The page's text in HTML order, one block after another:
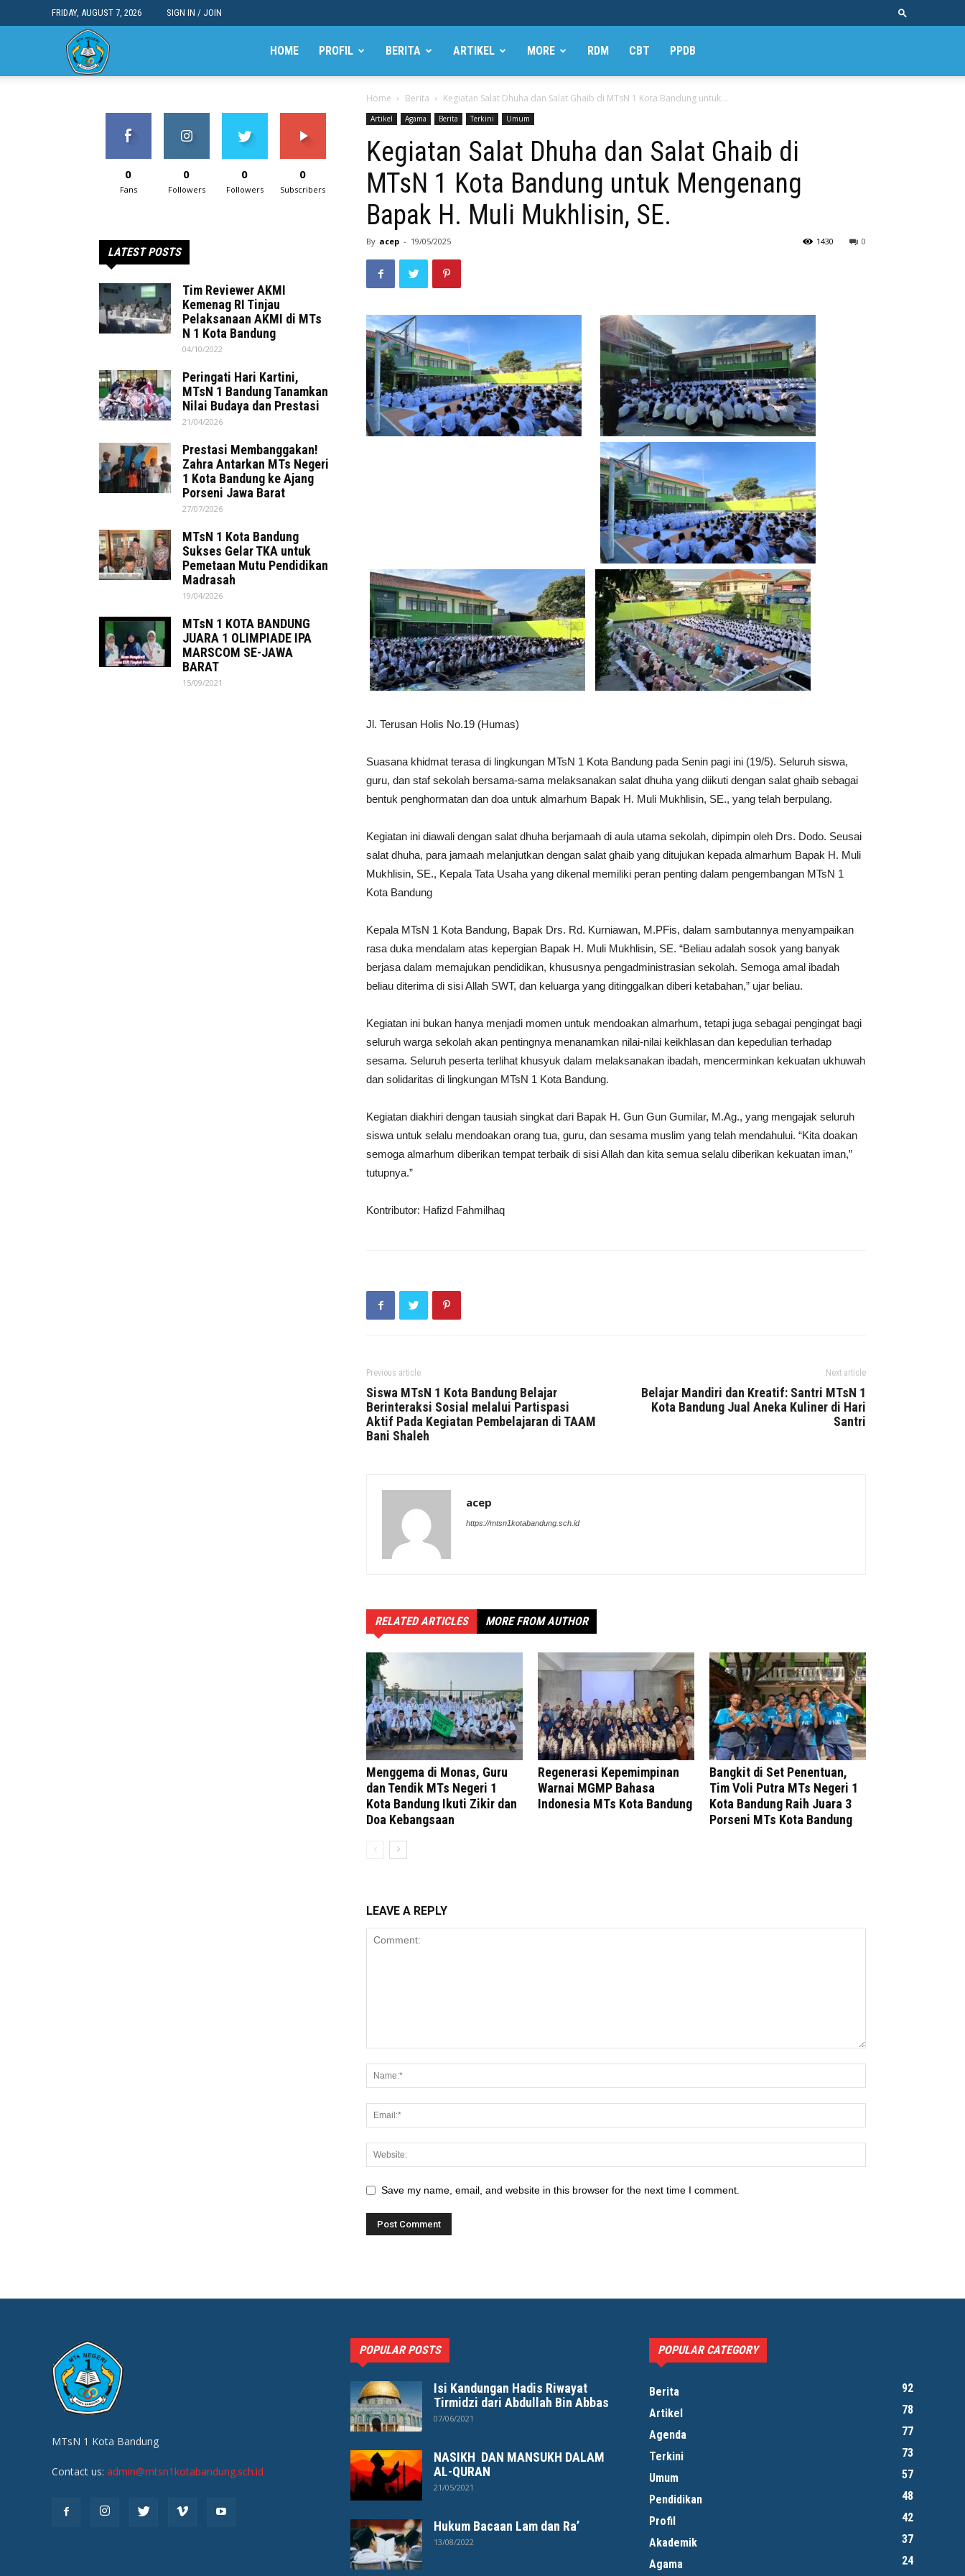
FRIDAY, AUGUST 7, 2026 SIGN IN / JOIN
MTsN HOME PROFIL BERITA ARTIKEL MORE RDM CBT PPDB
Home Berita Kegiatan Salat Dhuha dan Salat Ghaib di MTsN 1 Kota Bandung untuk...
Artikel Agama Berita Terkini Umum
Kegiatan Salat Dhuha dan Salat Ghaib di
MTsN 1 Kota Bandung untuk Mengenang
Bapak H. Muli Mukhlisin, SE.
By acep - 19/05/2025 0
1430
Jl. Terusan Holis No.19 (Humas)
Suasana khidmat terasa di lingkungan MTsN 1 Kota Bandung pada Senin pagi ini (19/5). Seluruh siswa,
guru, dan staf sekolah bersama-sama melaksanakan salat dhuha yang diikuti dengan salat ghaib sebagai
bentuk penghormatan dan doa untuk almarhum Bapak H. Muli Mukhlisin, SE., yang telah berpulang.
Kegiatan ini diawali dengan salat dhuha berjamaah di aula utama sekolah, dipimpin oleh Drs. Dodo. Seusai
salat dhuha, para jamaah melanjutkan dengan salat ghaib yang ditujukan kepada almarhum Bapak H. Muli
Mukhlisin, SE., Kepala Tata Usaha yang dikenal memiliki peran penting dalam pengembangan MTsN 1
Kota Bandung
Kepala MTsN 1 Kota Bandung, Bapak Drs. Rd. Kurniawan, M.PFis, dalam sambutannya menyampaikan
rasa duka mendalam atas kepergian Bapak H. Muli Mukhlisin, SE. “Beliau adalah sosok yang banyak
berjasa dalam memajukan pendidikan, khususnya pengadministrasian sekolah. Semoga amal ibadah
beliau diterima di sisi Allah SWT, dan keluarga yang ditinggalkan diberi ketabahan,” ujar beliau.
Kegiatan ini bukan hanya menjadi momen untuk mendoakan almarhum, tetapi juga sebagai pengingat bagi
seluruh warga sekolah akan pentingnya menanamkan nilai-nilai keikhlasan dan kepedulian terhadap
sesama. Seluruh peserta terlihat khusyuk dalam melaksanakan ibadah, mencerminkan kekuatan ukhuwah
dan solidaritas di lingkungan MTsN 1 Kota Bandung.
Kegiatan diakhiri dengan tausiah singkat dari Bapak H. Gun Gun Gumilar, M.Ag., yang mengajak seluruh
siswa untuk selalu mendoakan orang tua, guru, dan sesama muslim yang telah mendahului. “Kita doakan
semoga almarhum diberikan tempat terbaik di sisi Allah dan kita semua selalu diberikan kekuatan iman,”
tutupnya.”
Kontributor: Hafizd Fahmilhaq
Previous article
Siswa MTsN 1 Kota Bandung Belajar
Berinteraksi Sosial melalui Partispasi
Aktif Pada Kegiatan Pembelajaran di TAAM
Bani Shaleh
Next article
Belajar Mandiri dan Kreatif: Santri MTsN 1
Kota Bandung Jual Aneka Kuliner di Hari
Santri
acep
https://mtsn1kotabandung.sch.id
RELATED ARTICLES MORE FROM AUTHOR
Menggema di Monas, Guru
dan Tendik MTs Negeri 1
Kota Bandung Ikuti Zikir dan
Doa Kebangsaan
Regenerasi Kepemimpinan
Warnai MGMP Bahasa
Indonesia MTs Kota Bandung
Bangkit di Set Penentuan,
Tim Voli Putra MTs Negeri 1
Kota Bandung Raih Juara 3
Porseni MTs Kota Bandung
LEAVE A REPLY
Save my name, email, and website in this browser for the next time I comment.
0
Fans
0
Followers
0
Followers
0
Subscribers
LATEST POSTS
Tim Reviewer AKMI
Kemenag RI Tinjau
Pelaksanaan AKMI di MTs
N 1 Kota Bandung
04/10/2022
Peringati Hari Kartini,
MTsN 1 Bandung Tanamkan
Nilai Budaya dan Prestasi
21/04/2026
Prestasi Membanggakan!
Zahra Antarkan MTs Negeri
1 Kota Bandung ke Ajang
Porseni Jawa Barat
27/07/2026
MTsN 1 Kota Bandung
Sukses Gelar TKA untuk
Pemetaan Mutu Pendidikan
Madrasah
19/04/2026
MTsN 1 KOTA BANDUNG
JUARA 1 OLIMPIADE IPA
MARSCOM SE-JAWA
BARAT
15/09/2021
MTsN 1 Kota Bandung
Contact us: admin@mtsn1kotabandung.sch.id
POPULAR POSTS
Isi Kandungan Hadis Riwayat
Tirmidzi dari Abdullah Bin Abbas
07/06/2021
NASIKH DAN MANSUKH DALAM
AL-QURAN
21/05/2021
Hukum Bacaan Lam dan Ra’
13/08/2022
POPULAR CATEGORY
Berita
92
Artikel
78
Agenda
77
Terkini
73
Umum
57
Pendidikan
48
Profil
42
Akademik
37
Agama
24